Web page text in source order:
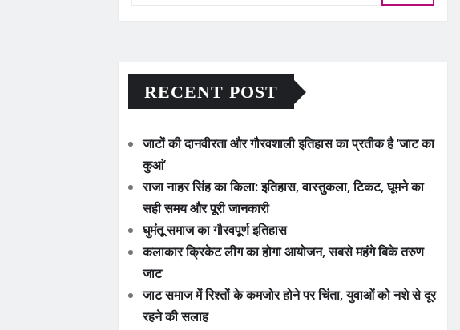
RECENT POST
जाटों की दानवीरता और गौरवशाली इतिहास का प्रतीक है ‘जाट का
कुआं’
राजा नाहर सिंह का किला: इतिहास, वास्तुकला, टिकट, घूमने का
सही समय और पूरी जानकारी
घुमंतू समाज का गौरवपूर्ण इतिहास
कलाकार क्रिकेट लीग का होगा आयोजन, सबसे महंगे बिके तरुण
जाट
जाट समाज में रिश्तों के कमजोर होने पर चिंता, युवाओं को नशे से दूर
रहने की सलाह